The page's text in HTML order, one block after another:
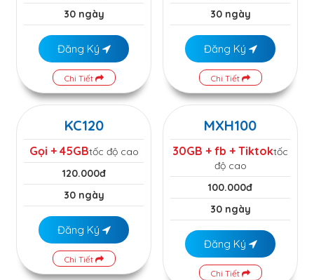
30 ngày
Đăng Ký
Chi Tiết
30 ngày
Đăng Ký
Chi Tiết
KC120
Gọi + 45GBtốc độ cao
120.000đ
30 ngày
Đăng Ký
Chi Tiết
MXH100
30GB + fb + Tiktoktốc
độ cao
100.000đ
30 ngày
Đăng Ký
Chi Tiết